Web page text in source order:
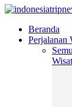
Beranda
Perjalanan